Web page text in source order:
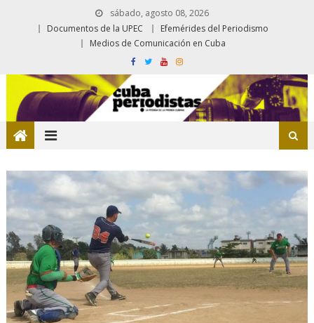
sábado, agosto 08, 2026
Documentos de la UPEC
Efemérides del Periodismo
Medios de Comunicación en Cuba